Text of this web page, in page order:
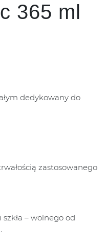
365 ml
dedykowany do
zastosowanego
– wolnego od